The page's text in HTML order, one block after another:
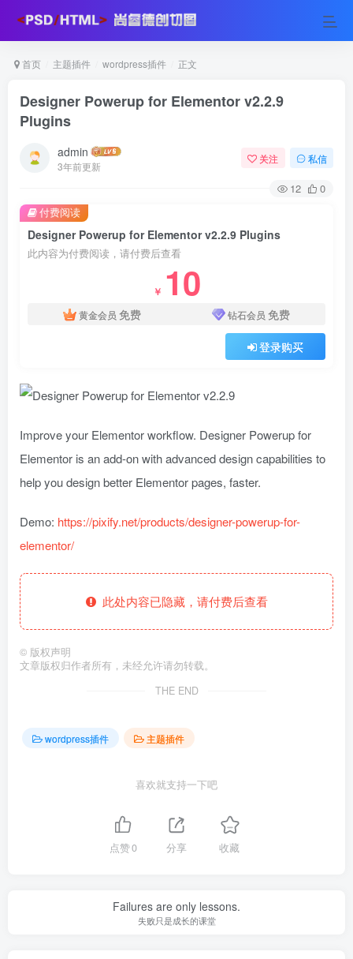
首页 主题插件 wordpress插件 正文
Designer Powerup for Elementor v2.2.9
Plugins
admin
3年前更新
关注 私信
12 0
Designer Powerup for Elementor v2.2.9 Plugins
此内容为付费阅读，请付费后查看
￥ 10
黄金会员 免费 钻石会员 免费
登录购买
付费阅读
Improve your Elementor workflow. Designer Powerup for
Elementor is an add-on with advanced design capabilities to
help you design better Elementor pages, faster.
Demo: https://pixify.net/products/designer-powerup-for-
elementor/
此处内容已隐藏，请付费后查看
© 版权声明
文章版权归作者所有，未经允许请勿转载。
THE END
wordpress插件 主题插件
喜欢就支持一下吧
点赞0 分享 收藏
Failures are only lessons.
失败只是成长的课堂